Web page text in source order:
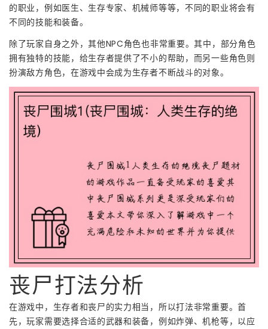
的职业，例如医生、生存专家、机械师等等，不同的职业将会有
不同的技能和装备。
除了玩家自身之外，其他NPC角色也非常重要。其中，部分角色
拥有独特的技能，给生存者提供了不小的帮助，而另一些角色则
扮演敌方角色，在游戏中会成为生存者不断战斗的对象。
丧尸打法分析
在游戏中，生存者和丧尸的实力相当，所以打法非常重要。首
先，玩家需要选择合适的武器和装备，例如炸弹、机枪等，以应